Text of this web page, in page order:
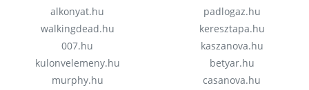
alkonyat.hu
walkingdead.hu
007.hu
kulonvelemeny.hu
murphy.hu
padlogaz.hu
keresztapa.hu
kaszanova.hu
betyar.hu
casanova.hu